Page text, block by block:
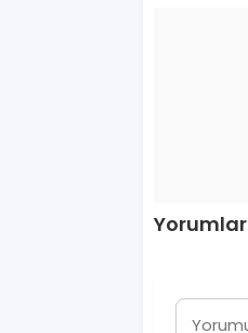
Yorumlar